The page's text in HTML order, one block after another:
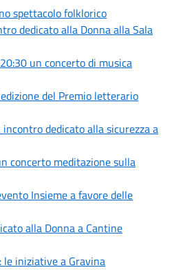
spettacolo folklorico
dedicato alla Donna alla Sala
un concerto di musica
del Premio letterario
dedicato alla sicurezza a
concerto meditazione sulla
Insieme a favore delle
alla Donna a Cantine
le iniziative a Gravina